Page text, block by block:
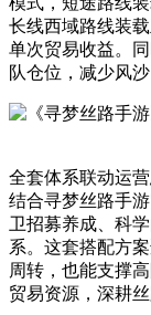
长线西域路线装
单次贸易收益。
队仓位，减少风
全套体系联动运
结合寻梦丝路手
卫招募养成、科
系。这套搭配方
周转，也能支撑
贸易资源，深耕丝